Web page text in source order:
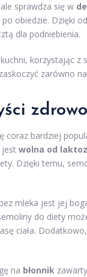
sprawdza się w
po obiedzie. Dzięki
dla podniebienia.
korzystając
zarówno
coraz bardziej
jest wolna od
Dzięki temu,
mleka jest jej
do diety
ciała.
na błonnik